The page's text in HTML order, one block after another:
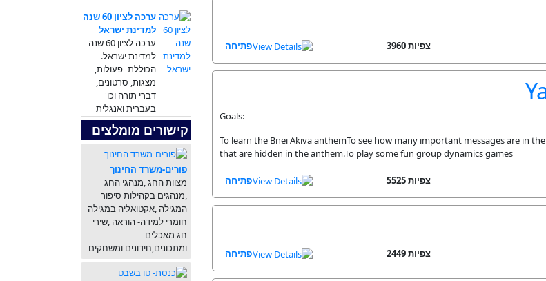
3960 צפיות פתיחה
Goals:
To learn the Bnei Akiva anthemTo see how many important messages are in
that are hidden in the anthem.To play some fun group dynamics games
5525 צפיות פתיחה
2449 צפיות פתיחה
ערכה לציון 60 שנה
למדינת ישראל
ערכה לציון 60 שנה
למדינת ישראל.
הכוללת- פעולות,
מצגות, סרטונים,
דברי תורה וכו'
בעברית ואנגלית
קישורים מומלצים
פורים-משרד החינוך
מצוות החג ,מנהגי החג
,מנהגים בקהילות סיפור
המגילה ,אקטואליה במגילה
חומרי למידה- הוראה ,שירי
חג מאכלים
ומתכונים,חידונים ומשחקים